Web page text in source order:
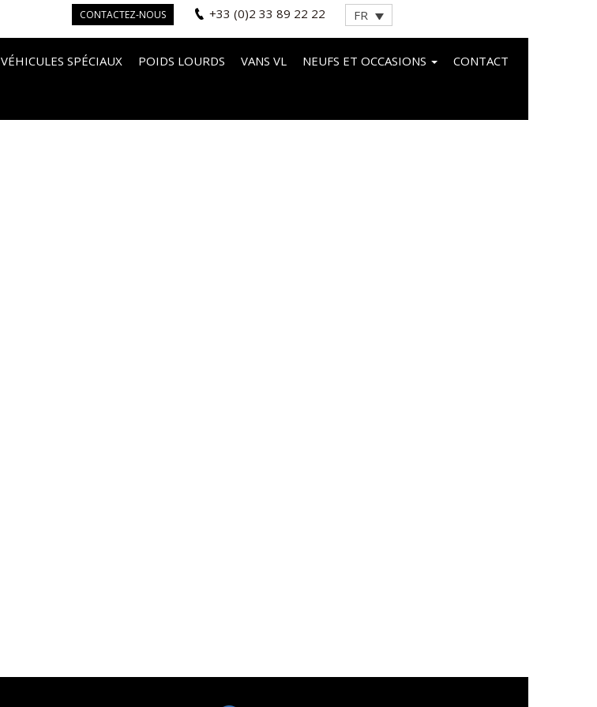
CONTACTEZ-NOUS +33 (0)2 33 89 22 22 FR
VÉHICULES SPÉCIAUX POIDS LOURDS VANS VL NEUFS ET OCCASIONS CONTACT